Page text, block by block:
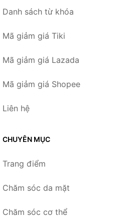
Danh sách từ khóa
Mã giảm giá Tiki
Mã giảm giá Lazada
Mã giảm giá Shopee
Liên hệ
CHUYÊN MỤC
Trang điểm
Chăm sóc da mặt
Chăm sóc cơ thể